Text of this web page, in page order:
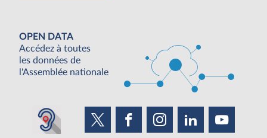
OPEN DATA
Accédez à toutes
les données de
l'Assemblée nationale